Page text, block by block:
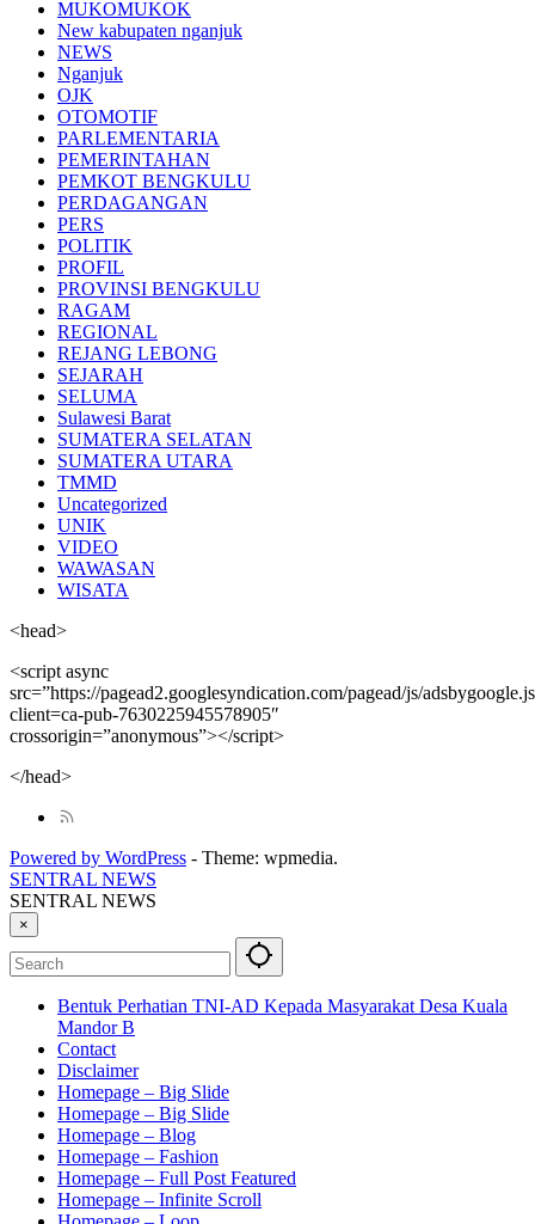
MUKOMUKOK
New kabupaten nganjuk
NEWS
Nganjuk
OJK
OTOMOTIF
PARLEMENTARIA
PEMERINTAHAN
PEMKOT BENGKULU
PERDAGANGAN
PERS
POLITIK
PROFIL
PROVINSI BENGKULU
RAGAM
REGIONAL
REJANG LEBONG
SEJARAH
SELUMA
Sulawesi Barat
SUMATERA SELATAN
SUMATERA UTARA
TMMD
Uncategorized
UNIK
VIDEO
WAWASAN
WISATA
<head>
<script async
src=”https://pagead2.googlesyndication.com/pagead/js/
client=ca-pub-7630225945578905″
crossorigin=”anonymous”></script>
</head>
Powered by WordPress - Theme: wpmedia.
SENTRAL NEWS
SENTRAL NEWS
×
Bentuk Perhatian TNI-AD Kepada Masyarakat Desa Kuala
Mandor B
Contact
Disclaimer
Homepage – Big Slide
Homepage – Big Slide
Homepage – Blog
Homepage – Fashion
Homepage – Full Post Featured
Homepage – Infinite Scroll